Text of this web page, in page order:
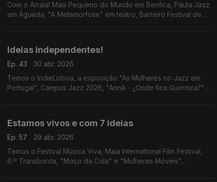
Com o Arraial Mais Pequeno do Mundo em Benfica, Pauta Jazz
em Águeda, "A Metamorfose" em teatro, Barreiro Festival de
Ideias independentes!
Ep. 43
30 abr. 2026
Temos o IndieLisboa, a exposição "As Mulheres no Jazz em
Portugal", Campus Jazz 2026, "AnnA - ¿Onde fica Guernica?",
Estamos vivos e com 7 ideias
Ep. 57
29 abr. 2026
Temos o Festival Música Viva, Maia International Film Festival,
6.º Transborda, "Moço da Cola" e "Mulheres Móveis",